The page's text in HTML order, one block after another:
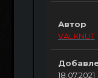
Автор
VALKNUT
18.07.2021